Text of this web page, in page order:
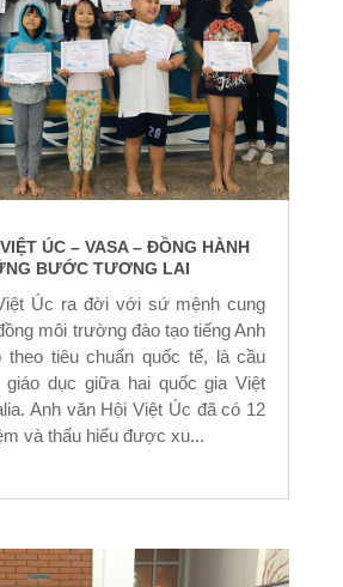
ÚC – VASA – ĐỒNG HÀNH
BƯỚC TƯƠNG LAI
Úc ra đời với sứ mệnh cung
môi trường đào tạo tiếng Anh
theo tiêu chuẩn quốc tế, là cầu
giáo dục giữa hai quốc gia Việt
Anh văn Hội Việt Úc đã có 12
và thấu hiểu được xu...